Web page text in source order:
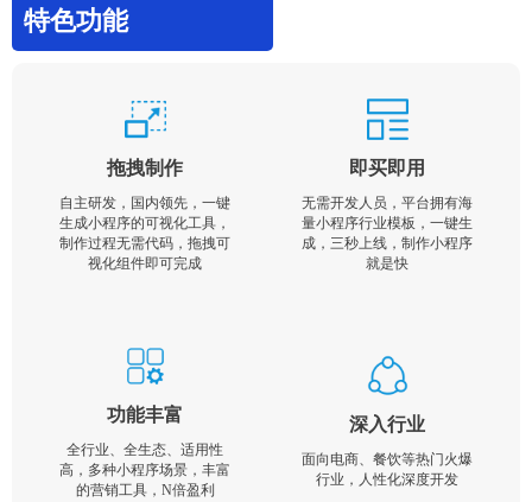
特色功能
拖拽制作
自主研发，国内领先，一键
生成小程序的可视化工具，
制作过程无需代码，拖拽可
视化组件即可完成
即买即用
无需开发人员，平台拥有海
量小程序行业模板，一键生
成，三秒上线，制作小程序
就是快
功能丰富
全行业、全生态、适用性
高，多种小程序场景，丰富
的营销工具，N倍盈利
深入行业
面向电商、餐饮等热门火爆
行业，人性化深度开发